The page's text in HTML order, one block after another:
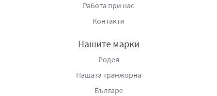
Работа при нас
Контакти
Нашите марки
Родея
Нашата транжорна
Българе